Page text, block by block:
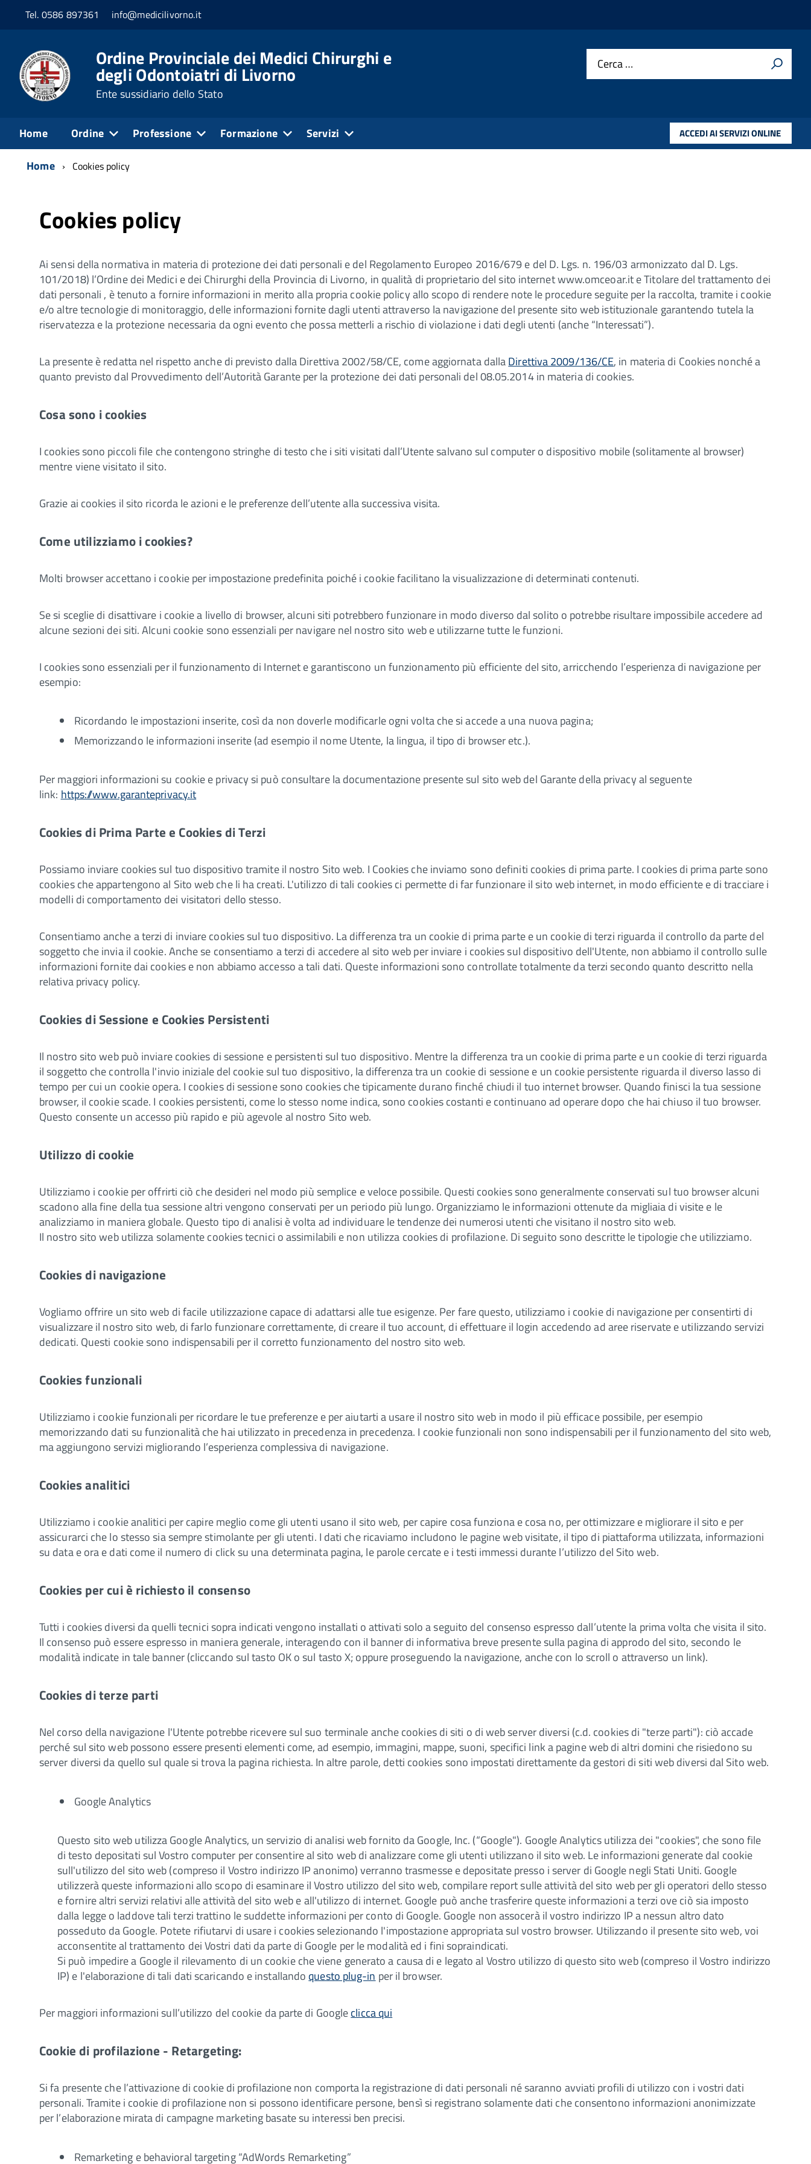
Tel. 0586 897361 info@medicilivorno.it
Ordine Provinciale dei Medici Chirurghi e
degli Odontoiatri di Livorno
Ente sussidiario dello Stato
Cerca …
Home Ordine Professione Formazione Servizi ACCEDI AI SERVIZI ONLINE
Home Cookies policy
Cookies policy
Ai sensi della normativa in materia di protezione dei dati personali e del Regolamento Europeo 2016/679 e del D. Lgs. n. 196/03 armonizzato dal D. Lgs.
101/2018) l’Ordine dei Medici e dei Chirurghi della Provincia di Livorno, in qualità di proprietario del sito internet www.omceoar.it e Titolare del trattamento dei
dati personali , è tenuto a fornire informazioni in merito alla propria cookie policy allo scopo di rendere note le procedure seguite per la raccolta, tramite i cookie
e/o altre tecnologie di monitoraggio, delle informazioni fornite dagli utenti attraverso la navigazione del presente sito web istituzionale garantendo tutela la
riservatezza e la protezione necessaria da ogni evento che possa metterli a rischio di violazione i dati degli utenti (anche “Interessati”).
La presente è redatta nel rispetto anche di previsto dalla Direttiva 2002/58/CE, come aggiornata dallaDirettiva 2009/136/CE, in materia di Cookies nonché a
quanto previsto dal Provvedimento dell’Autorità Garante per la protezione dei dati personali del 08.05.2014 in materia di cookies.
Cosa sono i cookies
I cookies sono piccoli file che contengono stringhe di testo che i siti visitati dall’Utente salvano sul computer o dispositivo mobile (solitamente al browser)
mentre viene visitato il sito.
Grazie ai cookies il sito ricorda le azioni e le preferenze dell’utente alla successiva visita.
Come utilizziamo i cookies?
Molti browser accettano i cookie per impostazione predefinita poiché i cookie facilitano la visualizzazione di determinati contenuti.
Se si sceglie di disattivare i cookie a livello di browser, alcuni siti potrebbero funzionare in modo diverso dal solito o potrebbe risultare impossibile accedere ad
alcune sezioni dei siti. Alcuni cookie sono essenziali per navigare nel nostro sito web e utilizzarne tutte le funzioni.
I cookies sono essenziali per il funzionamento di Internet e garantiscono un funzionamento più efficiente del sito, arricchendo l’esperienza di navigazione per
esempio:
Ricordando le impostazioni inserite, così da non doverle modificarle ogni volta che si accede a una nuova pagina;
Memorizzando le informazioni inserite (ad esempio il nome Utente, la lingua, il tipo di browser etc.).
Per maggiori informazioni su cookie e privacy si può consultare la documentazione presente sul sito web del Garante della privacy al seguente
link: https://www.garanteprivacy.it
Cookies di Prima Parte e Cookies di Terzi
Possiamo inviare cookies sul tuo dispositivo tramite il nostro Sito web. I Cookies che inviamo sono definiti cookies di prima parte. I cookies di prima parte sono
cookies che appartengono al Sito web che li ha creati. L'utilizzo di tali cookies ci permette di far funzionare il sito web internet, in modo efficiente e di tracciare i
modelli di comportamento dei visitatori dello stesso.
Consentiamo anche a terzi di inviare cookies sul tuo dispositivo. La differenza tra un cookie di prima parte e un cookie di terzi riguarda il controllo da parte del
soggetto che invia il cookie. Anche se consentiamo a terzi di accedere al sito web per inviare i cookies sul dispositivo dell'Utente, non abbiamo il controllo sulle
informazioni fornite dai cookies e non abbiamo accesso a tali dati. Queste informazioni sono controllate totalmente da terzi secondo quanto descritto nella
relativa privacy policy.
Cookies di Sessione e Cookies Persistenti
Il nostro sito web può inviare cookies di sessione e persistenti sul tuo dispositivo. Mentre la differenza tra un cookie di prima parte e un cookie di terzi riguarda
il soggetto che controlla l'invio iniziale del cookie sul tuo dispositivo, la differenza tra un cookie di sessione e un cookie persistente riguarda il diverso lasso di
tempo per cui un cookie opera. I cookies di sessione sono cookies che tipicamente durano finché chiudi il tuo internet browser. Quando finisci la tua sessione
browser, il cookie scade. I cookies persistenti, come lo stesso nome indica, sono cookies costanti e continuano ad operare dopo che hai chiuso il tuo browser.
Questo consente un accesso più rapido e più agevole al nostro Sito web.
Utilizzo di cookie
Utilizziamo i cookie per offrirti ciò che desideri nel modo più semplice e veloce possibile. Questi cookies sono generalmente conservati sul tuo browser alcuni
scadono alla fine della tua sessione altri vengono conservati per un periodo più lungo. Organizziamo le informazioni ottenute da migliaia di visite e le
analizziamo in maniera globale. Questo tipo di analisi è volta ad individuare le tendenze dei numerosi utenti che visitano il nostro sito web.
Il nostro sito web utilizza solamente cookies tecnici o assimilabili e non utilizza cookies di profilazione. Di seguito sono descritte le tipologie che utilizziamo.
Cookies di navigazione
Vogliamo offrire un sito web di facile utilizzazione capace di adattarsi alle tue esigenze. Per fare questo, utilizziamo i cookie di navigazione per consentirti di
visualizzare il nostro sito web, di farlo funzionare correttamente, di creare il tuo account, di effettuare il login accedendo ad aree riservate e utilizzando servizi
dedicati. Questi cookie sono indispensabili per il corretto funzionamento del nostro sito web.
Cookies funzionali
Utilizziamo i cookie funzionali per ricordare le tue preferenze e per aiutarti a usare il nostro sito web in modo il più efficace possibile, per esempio
memorizzando dati su funzionalità che hai utilizzato in precedenza in precedenza. I cookie funzionali non sono indispensabili per il funzionamento del sito web,
ma aggiungono servizi migliorando l’esperienza complessiva di navigazione.
Cookies analitici
Utilizziamo i cookie analitici per capire meglio come gli utenti usano il sito web, per capire cosa funziona e cosa no, per ottimizzare e migliorare il sito e per
assicurarci che lo stesso sia sempre stimolante per gli utenti. I dati che ricaviamo includono le pagine web visitate, il tipo di piattaforma utilizzata, informazioni
su data e ora e dati come il numero di click su una determinata pagina, le parole cercate e i testi immessi durante l’utilizzo del Sito web.
Cookies per cui è richiesto il consenso
Tutti i cookies diversi da quelli tecnici sopra indicati vengono installati o attivati solo a seguito del consenso espresso dall’utente la prima volta che visita il sito.
Il consenso può essere espresso in maniera generale, interagendo con il banner di informativa breve presente sulla pagina di approdo del sito, secondo le
modalità indicate in tale banner (cliccando sul tasto OK o sul tasto X; oppure proseguendo la navigazione, anche con lo scroll o attraverso un link).
Cookies di terze parti
Nel corso della navigazione l'Utente potrebbe ricevere sul suo terminale anche cookies di siti o di web server diversi (c.d. cookies di "terze parti"): ciò accade
perché sul sito web possono essere presenti elementi come, ad esempio, immagini, mappe, suoni, specifici link a pagine web di altri domini che risiedono su
server diversi da quello sul quale si trova la pagina richiesta. In altre parole, detti cookies sono impostati direttamente da gestori di siti web diversi dal Sito web.
Google Analytics
Questo sito web utilizza Google Analytics, un servizio di analisi web fornito da Google, Inc. (“Google"). Google Analytics utilizza dei "cookies", che sono file
di testo depositati sul Vostro computer per consentire al sito web di analizzare come gli utenti utilizzano il sito web. Le informazioni generate dal cookie
sull'utilizzo del sito web (compreso il Vostro indirizzo IP anonimo) verranno trasmesse e depositate presso i server di Google negli Stati Uniti. Google
utilizzerà queste informazioni allo scopo di esaminare il Vostro utilizzo del sito web, compilare report sulle attività del sito web per gli operatori dello stesso
e fornire altri servizi relativi alle attività del sito web e all'utilizzo di internet. Google può anche trasferire queste informazioni a terzi ove ciò sia imposto
dalla legge o laddove tali terzi trattino le suddette informazioni per conto di Google. Google non assocerà il vostro indirizzo IP a nessun altro dato
posseduto da Google. Potete rifiutarvi di usare i cookies selezionando l'impostazione appropriata sul vostro browser. Utilizzando il presente sito web, voi
acconsentite al trattamento dei Vostri dati da parte di Google per le modalità ed i fini sopraindicati.
Si può impedire a Google il rilevamento di un cookie che viene generato a causa di e legato al Vostro utilizzo di questo sito web (compreso il Vostro indirizzo
IP) e l'elaborazione di tali dati scaricando e installando questo plug-in per il browser.
Per maggiori informazioni sull’utilizzo del cookie da parte di Googleclicca qui
Cookie di profilazione - Retargeting:
Si fa presente che l’attivazione di cookie di profilazione non comporta la registrazione di dati personali né saranno avviati profili di utilizzo con i vostri dati
personali. Tramite i cookie di profilazione non si possono identificare persone, bensì si registrano solamente dati che consentono informazioni anonimizzate
per l’elaborazione mirata di campagne marketing basate su interessi ben precisi.
Remarketing e behavioral targeting “AdWords Remarketing”